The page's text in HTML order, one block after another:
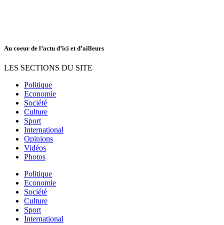
Au coeur de l’actu d’ici et d’ailleurs
LES SECTIONS DU SITE
Politique
Economie
Société
Culture
Sport
International
Opinions
Vidéos
Photos
Politique
Economie
Société
Culture
Sport
International